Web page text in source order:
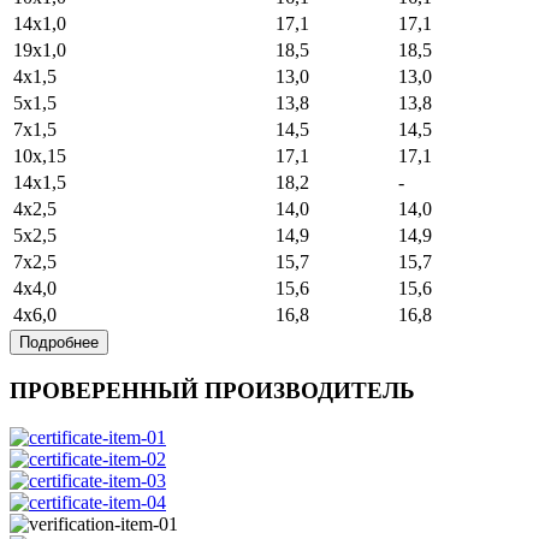
14х1,0
17,1
17,1
19х1,0
18,5
18,5
4х1,5
13,0
13,0
5х1,5
13,8
13,8
7х1,5
14,5
14,5
10х,15
17,1
17,1
14х1,5
18,2
-
4х2,5
14,0
14,0
5х2,5
14,9
14,9
7х2,5
15,7
15,7
4х4,0
15,6
15,6
4х6,0
16,8 16,8
Подробнее
ПРОВЕРЕННЫЙ ПРОИЗВОДИТЕЛЬ